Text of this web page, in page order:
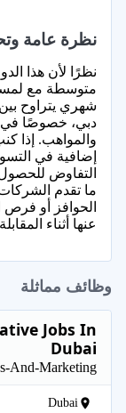
نظرة عامة
نظرًا لأن هذا
متوسطة مع لمسة
دبي، خصوصًا في
والمواهب. إذا
إضافية في
التفاوض
ما تقدم
الحوافز أو
عنها أثناء
وظائف مماثلة
Jobs In
Dubai
And-Marketing
Dubai